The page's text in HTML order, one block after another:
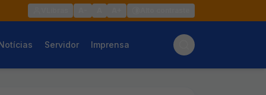
Servidor Imprensa